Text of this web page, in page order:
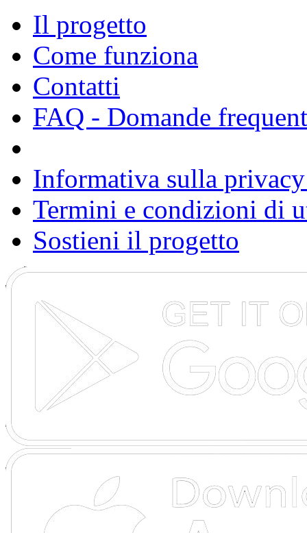
Il progetto
Come funziona
Contatti
FAQ - Domande
Informativa sulla
Termini e condizioni di
Sostieni il progetto